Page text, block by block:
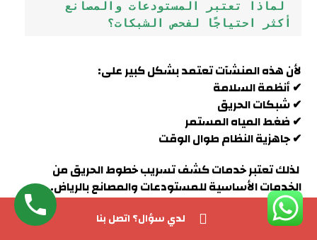
أكثر احتياجًا لفحص الشبكات؟
لأن هذه المنشآت تعتمد بشكل كبير على:
✔ أنظمة السلامة
✔ شبكات الحريق
✔ ضغط المياه المستمر
✔ جاهزية النظام طوال الوقت
لذلك تعتبر خدمات كشف تسريب خطوط الحريق من
الخدمات الأساسية للمستودعات والمصانع بالرياض.
هل يمكن أن يؤدي تجاهل التسرب إلى
لدي سؤال؟ اتصل بنا